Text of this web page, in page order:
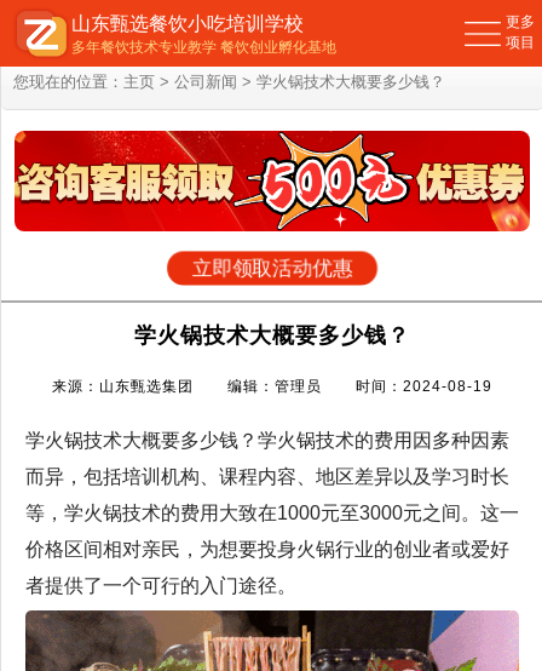
您现在的位置： 主页 > 公司新闻 > 学火锅技术大概要多少钱？
立即领取活动优惠
学火锅技术大概要多少钱？
来源：山东甄选集团 编辑：管理员 时间：2024-08-19
学火锅技术大概要多少钱？学火锅技术的费用因多种因素
而异，包括培训机构、课程内容、地区差异以及学习时长
等，学火锅技术的费用大致在1000元至3000元之间。这一
价格区间相对亲民，为想要投身火锅行业的创业者或爱好
者提供了一个可行的入门途径。
山东甄选餐饮小吃培训学校
多年餐饮技术专业教学 餐饮创业孵化基地
更多
项目